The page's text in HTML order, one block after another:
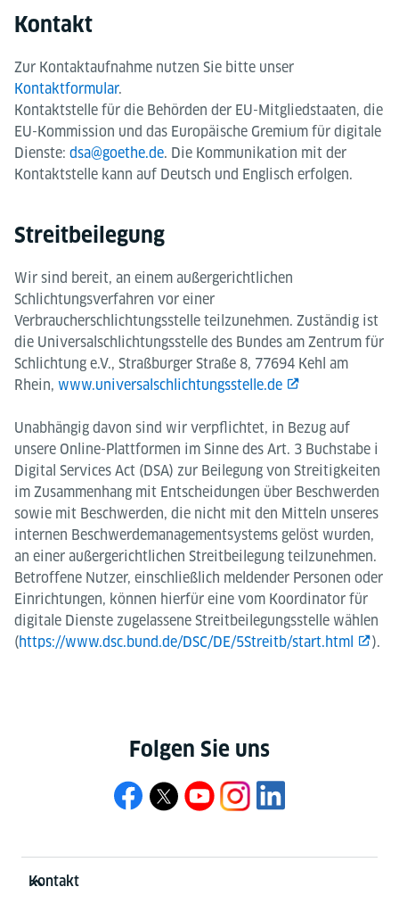
Kontakt
Zur Kontaktaufnahme nutzen Sie bitte unser
Kontaktformular.
Kontaktstelle für die Behörden der EU-Mitgliedstaaten, die
EU-Kommission und das Europäische Gremium für digitale
Dienste: dsa@goethe.de. Die Kommunikation mit der
Kontaktstelle kann auf Deutsch und Englisch erfolgen.
Streitbeilegung
Wir sind bereit, an einem außergerichtlichen
Schlichtungsverfahren vor einer
Verbraucherschlichtungsstelle teilzunehmen. Zuständig ist
die Universalschlichtungsstelle des Bundes am Zentrum für
Schlichtung e.V., Straßburger Straße 8, 77694 Kehl am
Rhein, www.universalschlichtungsstelle.de
Unabhängig davon sind wir verpflichtet, in Bezug auf
unsere Online-Plattformen im Sinne des Art. 3 Buchstabe i
Digital Services Act (DSA) zur Beilegung von Streitigkeiten
im Zusammenhang mit Entscheidungen über Beschwerden
sowie mit Beschwerden, die nicht mit den Mitteln unseres
internen Beschwerdemanagementsystems gelöst wurden,
an einer außergerichtlichen Streitbeilegung teilzunehmen.
Betroffene Nutzer, einschließlich meldender Personen oder
Einrichtungen, können hierfür eine vom Koordinator für
digitale Dienste zugelassene Streitbeilegungsstelle wählen
(https://www.dsc.bund.de/DSC/DE/5Streitb/start.html ).
Folgen Sie uns
Service- und Informationsbereich
Kontakt